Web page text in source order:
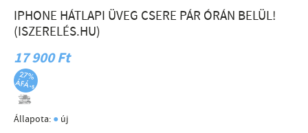
IPHONE HÁTLAPI ÜVEG CSERE PÁR ÓRÁN BELÜL!
(ISZERELÉS.HU)
17 900 Ft
Állapota: ● új